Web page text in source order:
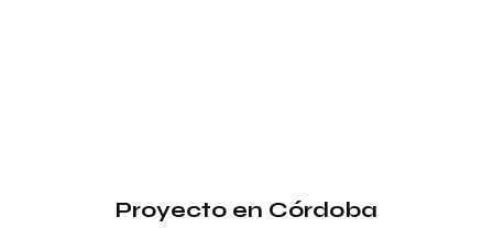
Proyecto en Córdoba